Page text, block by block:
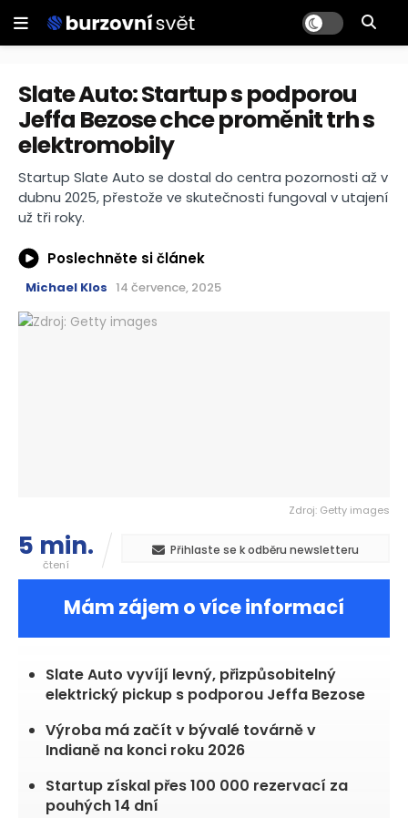
Slate Auto: Startup s podporou
Jeffa Bezose chce proměnit trh s
elektromobily
Startup Slate Auto se dostal do centra pozornosti až v
dubnu 2025, přestože ve skutečnosti fungoval v utajení
už tři roky.
Poslechněte si článek
Michael Klos 14 července, 2025
Zdroj: Getty images
5 min.
čtení
Přihlaste se k odběru newsletteru
Mám zájem o více informací
Slate Auto vyvíjí levný, přizpůsobitelný
elektrický pickup s podporou Jeffa Bezose
Výroba má začít v bývalé továrně v
Indianě na konci roku 2026
Startup získal přes 100 000 rezervací za
pouhých 14 dní